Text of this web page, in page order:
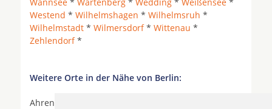
Westend * Wilhelmshagen * Wilhelmsruh *
Wilhelmstadt * Wilmersdorf* Wittenau *
Zehlendorf*
Weitere Orte in der Nähe von Berlin:
Ahrensfelde *